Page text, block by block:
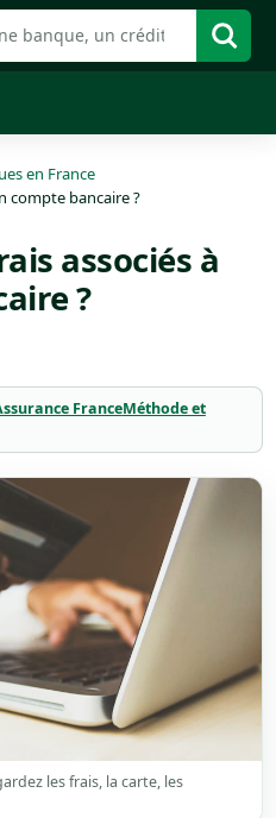
en France
compte bancaire ?
associés à
?
FranceMéthode et
les frais, la carte, les